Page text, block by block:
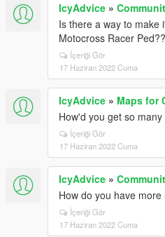
IcyAdvice »
Is there a way to make
Motocross Racer Ped??
İçeriği Gör
17 Haziran 2022 Cuma
IcyAdvice » Maps for
How'd you get so
İçeriği Gör
17 Haziran 2022 Cuma
IcyAdvice »
How do you have more
İçeriği Gör
17 Haziran 2022 Cuma